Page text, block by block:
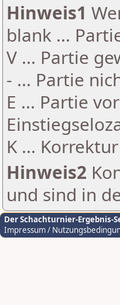
Hinweis1
blank ...
V ... Partie
- ... Partie
E ... Partie
K ...
Hinweis2
und sind in
Der Schachturnier-Ergebnis-
Impressum /